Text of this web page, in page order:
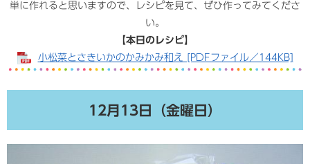
単に作れると思いますので、レシピを見て、ぜひ作ってみてくださ
い。
【本日のレシピ】
小松菜とさきいかのかみかみ和え [PDFファイル／144KB]
12月13日（金曜日）